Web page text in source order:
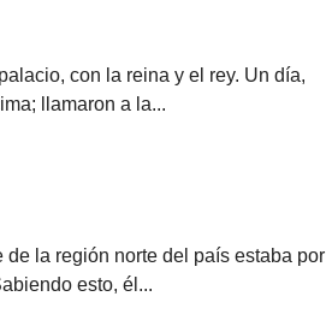
con la reina y el rey. Un día,
llamaron a la...
la región norte del país estaba por
esto, él...